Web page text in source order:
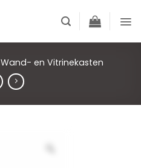
Wand- en Vitrinekasten